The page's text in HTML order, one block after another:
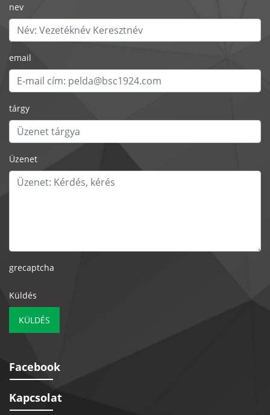
nev
email
tárgy
Üzenet
grecaptcha
Küldés
KÜLDÉS
Facebook
Kapcsolat